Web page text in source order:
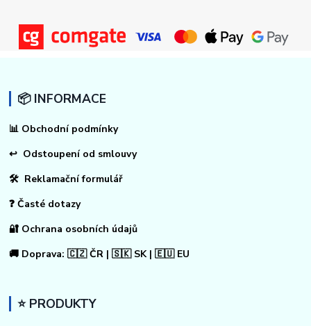
📦 INFORMACE
📊 Obchodní podmínky
↩ Odstoupení od smlouvy
🛠 Reklamační formulář
❓ Časté dotazy
🔐 Ochrana osobních údajů
🚚 Doprava: 🇨🇿 ČR | 🇸🇰 SK | 🇪🇺 EU
⭐ PRODUKTY